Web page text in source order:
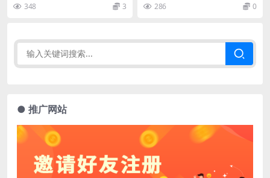
348 3 286 0
● 推广网站